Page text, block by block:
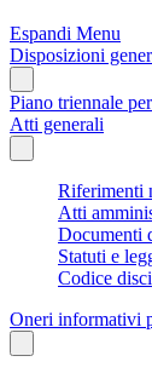
Espandi Menu
Disposizioni
Piano triennale
Atti generali
Riferimenti
Atti
Documenti
Statuti e
Codice
Oneri informativi